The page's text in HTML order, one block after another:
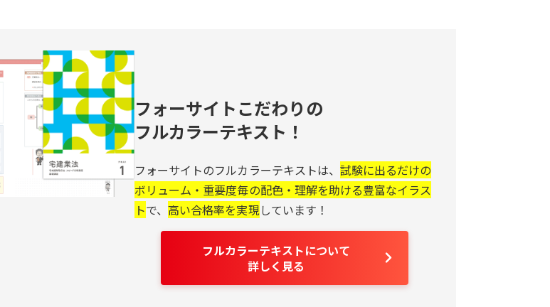
フォーサイトこだわりの
フルカラーテキスト！
フォーサイトのフルカラーテキストは、 試験に出るだけの
ボリューム・重要度毎の配色・理解を助ける豊富なイラス
トで、高い合格率を実現 しています！
フルカラーテキストについて
詳しく見る